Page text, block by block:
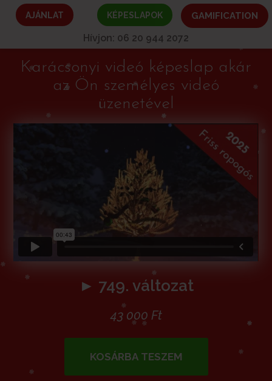
AJÁNLAT KÉPESLAPOK GAMIFICATION
Hívjon: 06 20 944 2072
Karácsonyi videó képeslap akár
az Ön személyes videó
üzenetével
► 749. változat
43 000 Ft
KOSÁRBA TESZEM